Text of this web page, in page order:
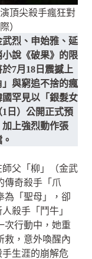
頂尖殺手瘋狂對
）
烈、申始雅、延
說《破果》的限
7月18日震撼上
與窮追不捨的瘋
罕見以「銀髮女
日）公開正式預
上強烈動作張
父「柳」（金武
傳奇殺手「爪
為「聖母」，卻
殺手「鬥牛」
次行動中，她重
救，意外喚醒內
生涯的崩解危